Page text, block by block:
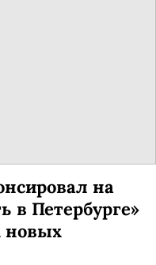
на
в Петербурге»
новых